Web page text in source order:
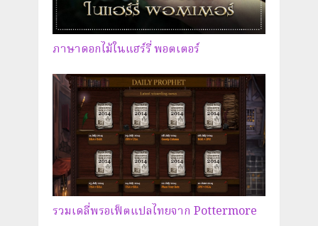
ภาษาดอกไม้ในแฮร์รี่ พอตเตอร์
รวมเดลี่พรอเฟ็ตแปลไทยจาก Pottermore